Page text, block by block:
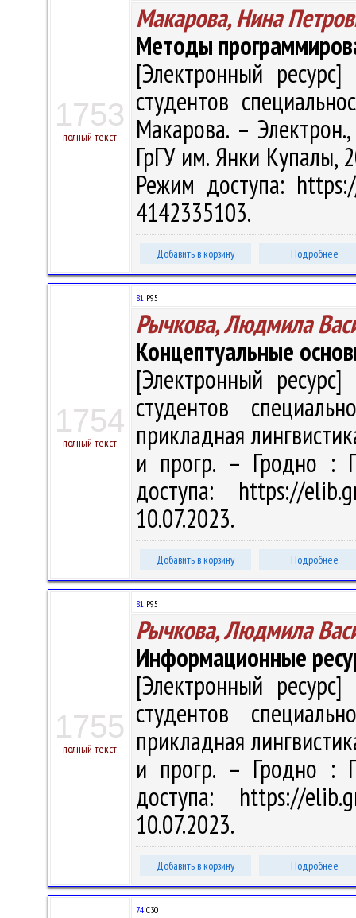
1753
полный текст
Макарова, Нина
Методы
[Электронный
студентов
Макарова. –
ГрГУ им. Янки Купалы,
Режим доступа:
4142335103.
Добавить в корзину Подробнее
1754
полный текст
81 Р95
Рычкова, Людмила
Концептуальные
[Электронный
студентов
прикладная
и прогр. – Гродно :
доступа: https://
10.07.2023.
Добавить в корзину Подробнее
1755
полный текст
81 Р95
Рычкова, Людмила
Информационные
[Электронный
студентов
прикладная
и прогр. – Гродно :
доступа: https://
10.07.2023.
Добавить в корзину Подробнее
74 С30